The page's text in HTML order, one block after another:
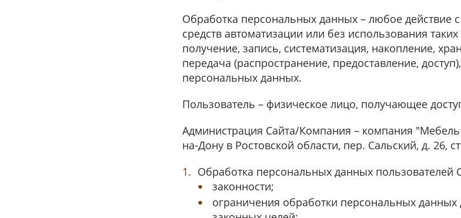
Обработка персональных данных – любое
средств автоматизации или без использования
получение, запись, систематизация, накопление,
передача (распространение, предоставление,
персональных данных.
Пользователь – физическое лицо, получающее
Администрация Сайта/Компания – компания "Мебель
на-Дону в Ростовской области, пер. Сальский, д. 26,
Обработка персональных данных
законности;
ограничения обработки персональных